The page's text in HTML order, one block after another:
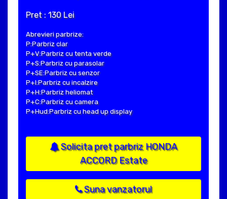
Pret : 130 Lei
Abrevieri parbrize:
P:Parbriz clar
P+V:Parbriz cu tenta verde
P+S:Parbriz cu parasolar
P+SE:Parbriz cu senzor
P+I:Parbriz cu incalzire
P+H:Parbriz heliomat
P+C:Parbriz cu camera
P+Hud:Parbriz cu head up display
Solicita pret parbriz HONDA
ACCORD Estate
Suna vanzatorul